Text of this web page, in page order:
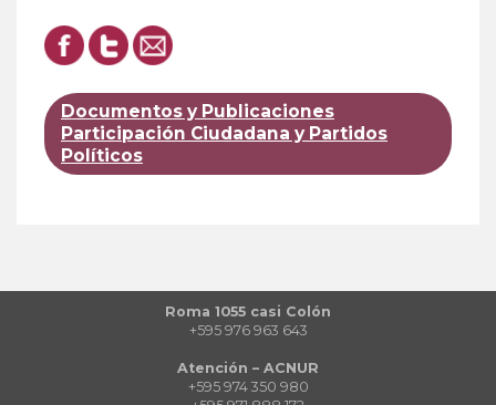
Documentos y Publicaciones
Participación Ciudadana y Partidos
Políticos
Roma 1055 casi Colón
+595 976 963 643
Atención – ACNUR
+595 974 350 980